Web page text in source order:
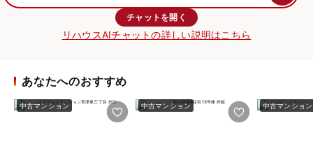
チャットを開く
リハウスAIチャットの詳しい説明はこちら
あなたへのおすすめ
中古マンション 中古マンション 中古マンション